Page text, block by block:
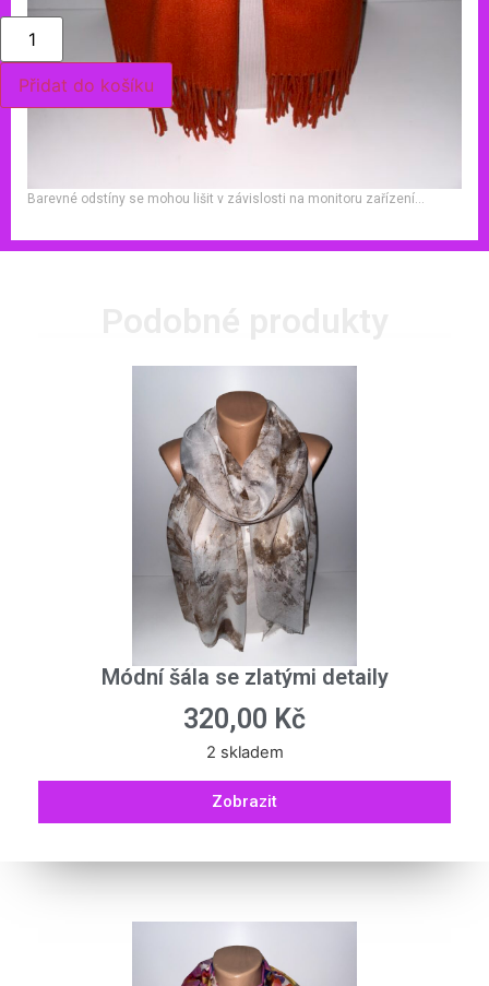
Barevné odstíny se mohou lišit v závislosti na monitoru zařízení…
Přidat do košíku
Módní šála se zlatými detaily
320,00 Kč
2 skladem
Zobrazit